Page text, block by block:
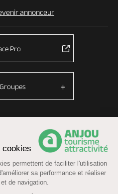
cookies
permettent de faciliter l'utilisation
sa performance et réaliser
de navigation.
annonceur
Pro
Fonctionnement du site
personnelles-Cookies
: partiellement conforme